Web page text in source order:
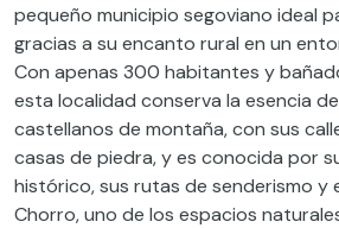
pequeño municipio segoviano ideal
gracias a su encanto rural en un
Con apenas 300 habitantes y
esta localidad conserva la esencia
castellanos de montaña, con sus
casas de piedra, y es conocida por
histórico, sus rutas de senderismo y
Chorro, uno de los espacios